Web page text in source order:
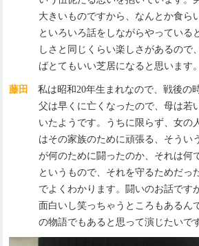
大きいものですから、なんとか食ら
といろいろ話をしながらやっている
しさと同じくらい楽しさがあるので
ばとてもいい芝居になると思います。
藤田
私は昭和20年生まれなので、戦後の
父は早くに亡くなったので、母は若
いたようです。うちに限らず、女の
はその家族のために頑張る、そうい
が何のために闘ったのか、それは何
というもので、それを守るためだっ
でよくわかります。闘いのお話です
面白いし笑っちゃうところもあるん
の物語でもあると思って演じたいです